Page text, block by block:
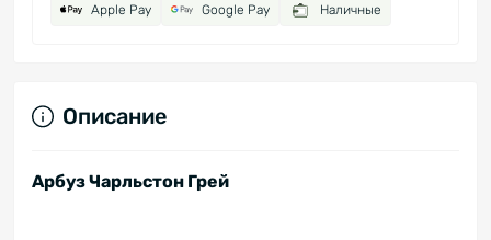
Apple Pay Google Pay Наличные
Описание
Арбуз Чарльстон Грей